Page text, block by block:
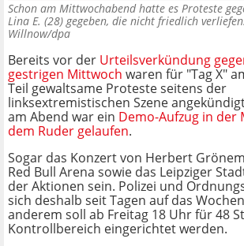
Schon am Mittwochabend hatte es Proteste
Lina E. (28) gegeben, die nicht friedlich
Willnow/dpa
Bereits vor der Urteilsverkündung
gestrigen Mittwoch waren für "Tag X"
Teil gewaltsame Proteste seitens der
linksextremistischen Szene
am Abend war ein Demo-Aufzug in der
dem Ruder gelaufen.
Sogar das Konzert von Herbert
Red Bull Arena sowie das Leipziger
der Aktionen sein. Polizei und
sich deshalb seit Tagen auf das
anderem soll ab Freitag 18 Uhr für 48
Kontrollbereich eingerichtet werden.